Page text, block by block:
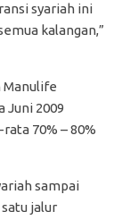
syariah ini
kalangan,”
Manulife
Juni 2009
70% – 80%
sampai
jalur